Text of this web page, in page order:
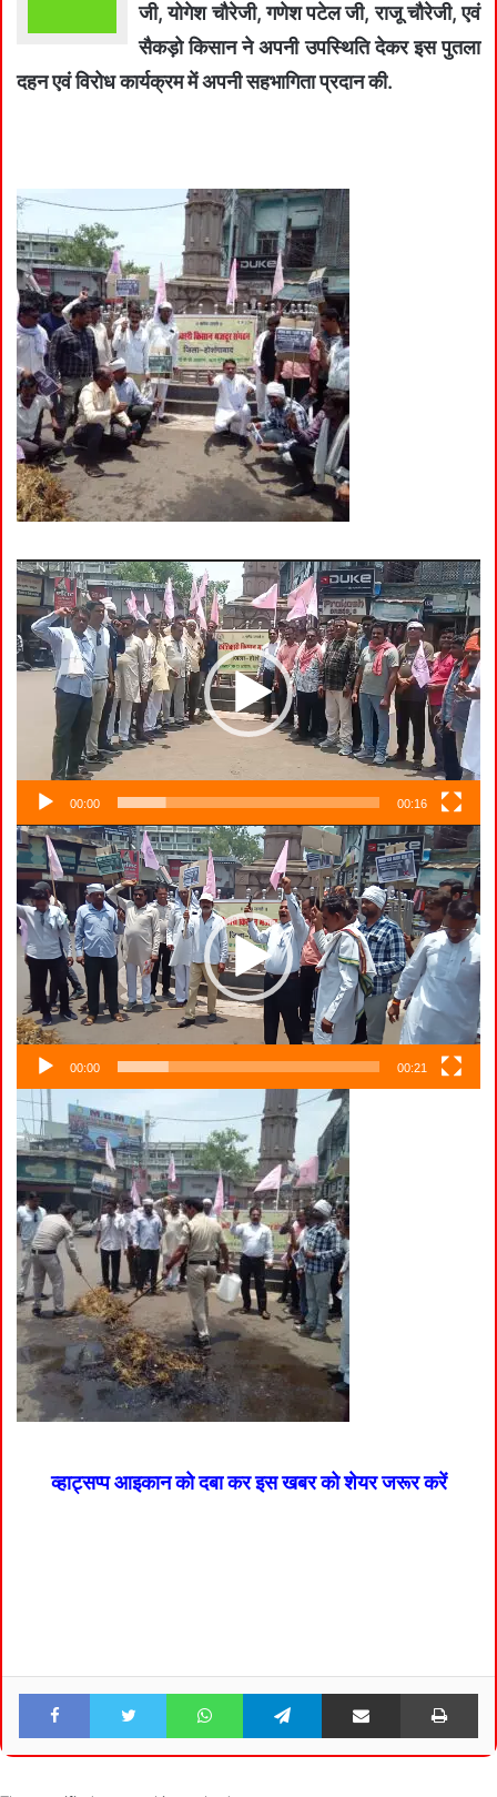
जी, योगेश चौरेजी, गणेश पटेल जी, राजू चौरेजी, एवं
सैकड़ो किसान ने अपनी उपस्थिति देकर इस पुतला
दहन एवं विरोध कार्यक्रम में अपनी सहभागिता प्रदान की.
Video
Player
00:00 00:16
Video
Player
00:00 00:21
व्हाट्सप्प आइकान को दबा कर इस खबर को शेयर जरूर करें
Facebook Twitter WhatsApp Telegram Share via Email